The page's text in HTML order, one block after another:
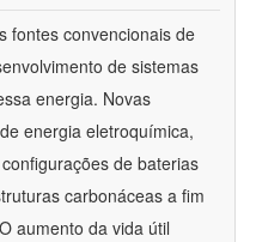
fontes convencionais de
de sistemas
energia. Novas
energia eletroquímica,
de baterias
carbonáceas a fim
aumento da vida útil